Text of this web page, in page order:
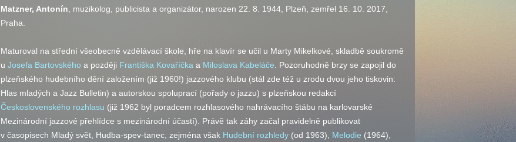
Matzner, Antonín , muzikolog, publicista a organizátor, narozen 22. 8. 1944, Plzeň, zemřel 16. 10. 2017,
Praha.
Maturoval na střední všeobecně vzdělávací škole, hře na klavír se učil u Marty Mikelkové, skladbě soukromě
u Josefa Bartovského a později Františka Kovaříčka a Miloslava Kabeláče . Pozoruhodně brzy se zapojil do
plzeňského hudebního dění založením (již 1960!) jazzového klubu (stál zde též u zrodu dvou jeho tiskovin:
Hlas mladých a Jazz Bulletin) a autorskou spoluprací (pořady o jazzu) s plzeňskou redakcí
Československého rozhlasu (již 1962 byl poradcem rozhlasového nahrávacího štábu na karlovarské
Mezinárodní jazzové přehlídce s mezinárodní účastí). Právě tak záhy začal pravidelně publikovat
v časopisech Mladý svět, Hudba-spev-tanec, zejména však Hudební rozhledy (od 1963), Melodie (1964),